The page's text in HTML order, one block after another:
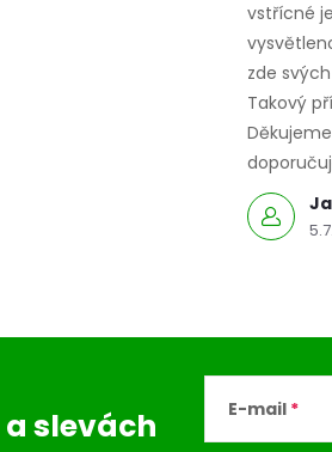
vstřícné
zde
Takový
a slevách E-mail